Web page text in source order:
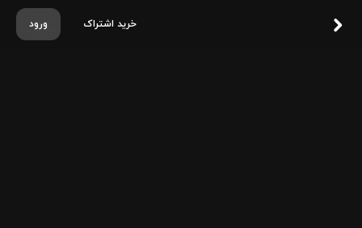
ورود خرید اشتراک